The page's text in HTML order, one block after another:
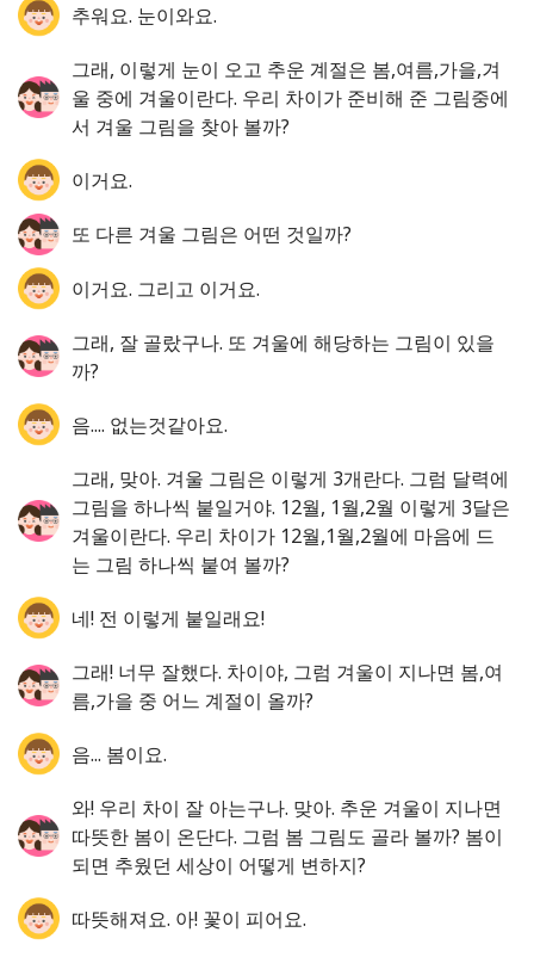
추워요. 눈이와요.
그래, 이렇게 눈이 오고 추운 계절은 봄,여름,가을,겨
울 중에 겨울이란다. 우리 차이가 준비해 준 그림중에
서 겨울 그림을 찾아 볼까?
이거요.
또 다른 겨울 그림은 어떤 것일까?
이거요. 그리고 이거요.
그래, 잘 골랐구나. 또 겨울에 해당하는 그림이 있을
까?
음.... 없는것같아요.
그래, 맞아. 겨울 그림은 이렇게 3개란다. 그럼 달력에
그림을 하나씩 붙일거야. 12월, 1월,2월 이렇게 3달은
겨울이란다. 우리 차이가 12월,1월,2월에 마음에 드
는 그림 하나씩 붙여 볼까?
네! 전 이렇게 붙일래요!
그래! 너무 잘했다. 차이야, 그럼 겨울이 지나면 봄,여
름,가을 중 어느 계절이 올까?
음... 봄이요.
와! 우리 차이 잘 아는구나. 맞아. 추운 겨울이 지나면
따뜻한 봄이 온단다. 그럼 봄 그림도 골라 볼까? 봄이
되면 추웠던 세상이 어떻게 변하지?
따뜻해져요. 아! 꽃이 피어요.